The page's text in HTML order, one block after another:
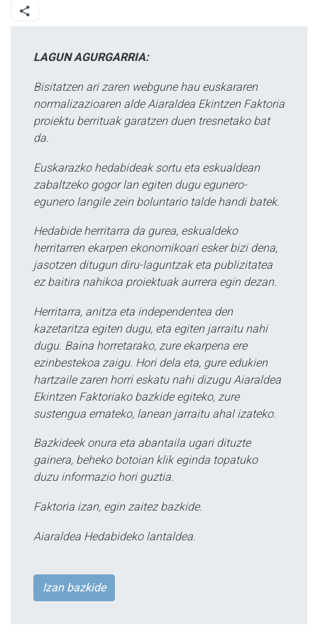
LAGUN AGURGARRIA:
Bisitatzen ari zaren webgune hau euskararen
normalizazioaren alde Aiaraldea Ekintzen Faktoria
proiektu berrituak garatzen duen tresnetako bat
da.
Euskarazko hedabideak sortu eta eskualdean
zabaltzeko gogor lan egiten dugu egunero-
egunero langile zein boluntario talde handi batek.
Hedabide herritarra da gurea, eskualdeko
herritarren ekarpen ekonomikoari esker bizi dena,
jasotzen ditugun diru-laguntzak eta publizitatea
ez baitira nahikoa proiektuak aurrera egin dezan.
Herritarra, anitza eta independentea den
kazetaritza egiten dugu, eta egiten jarraitu nahi
dugu. Baina horretarako, zure ekarpena ere
ezinbestekoa zaigu. Hori dela eta, gure edukien
hartzaile zaren horri eskatu nahi dizugu Aiaraldea
Ekintzen Faktoriako bazkide egiteko, zure
sustengua emateko, lanean jarraitu ahal izateko.
Bazkideek onura eta abantaila ugari dituzte
gainera, beheko botoian klik eginda topatuko
duzu informazio hori guztia.
Faktoria izan, egin zaitez bazkide.
Aiaraldea Hedabideko lantaldea.
Izan bazkide